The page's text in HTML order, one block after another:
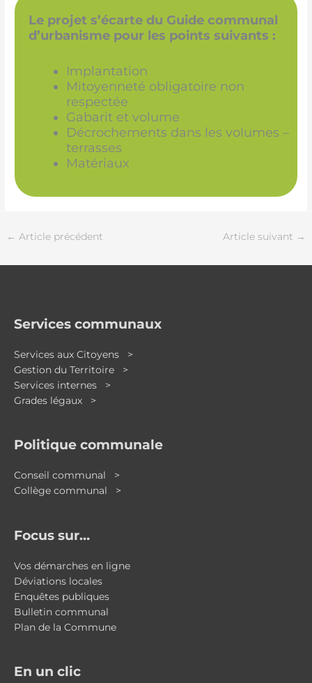
Le projet s’écarte du Guide communal
d’urbanisme pour les points suivants :
Implantation
Mitoyenneté obligatoire non
respectée
Gabarit et volume
Décrochements dans les volumes –
terrasses
Matériaux
← Article précédent Article suivant →
Services communaux
Services aux Citoyens >
Gestion du Territoire >
Services internes >
Grades légaux >
Politique communale
Conseil communal >
Collège communal >
Focus sur…
Vos démarches en ligne
Déviations locales
Enquêtes publiques
Bulletin communal
Plan de la Commune
En un clic